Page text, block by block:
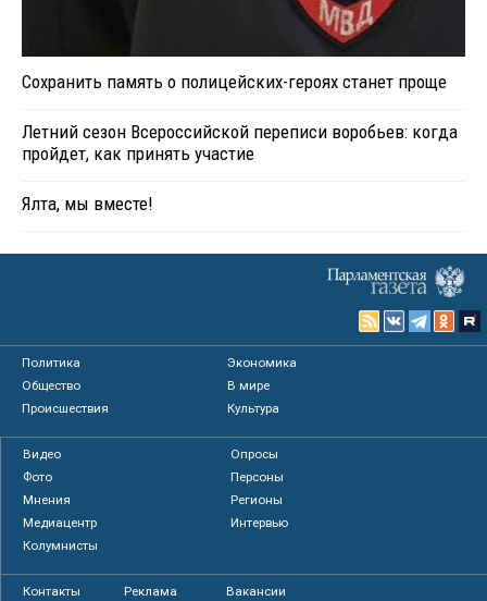
Сохранить память о полицейских-героях станет проще
Летний сезон Всероссийской переписи воробьев: когда
пройдет, как принять участие
Ялта, мы вместе!
Политика
Экономика
Общество
В мире
Происшествия
Культура
Видео
Опросы
Фото
Персоны
Мнения
Регионы
Медиацентр
Интервью
Колумнисты
Контакты Реклама Вакансии